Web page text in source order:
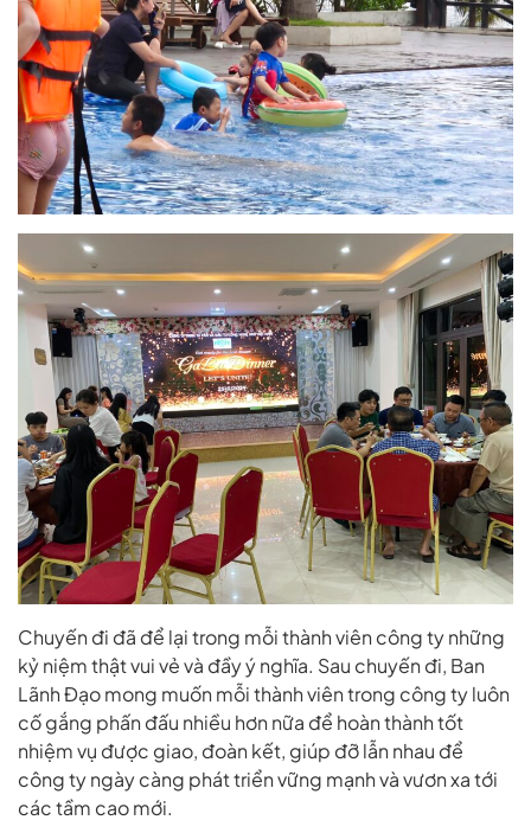
Chuyến đi đã để lại trong mỗi thành viên công ty những
kỷ niệm thật vui vẻ và đầy ý nghĩa. Sau chuyến đi, Ban
Lãnh Đạo mong muốn mỗi thành viên trong công ty luôn
cố gắng phấn đấu nhiều hơn nữa để hoàn thành tốt
nhiệm vụ được giao, đoàn kết, giúp đỡ lẫn nhau để
công ty ngày càng phát triển vững mạnh và vươn xa tới
các tầm cao mới.